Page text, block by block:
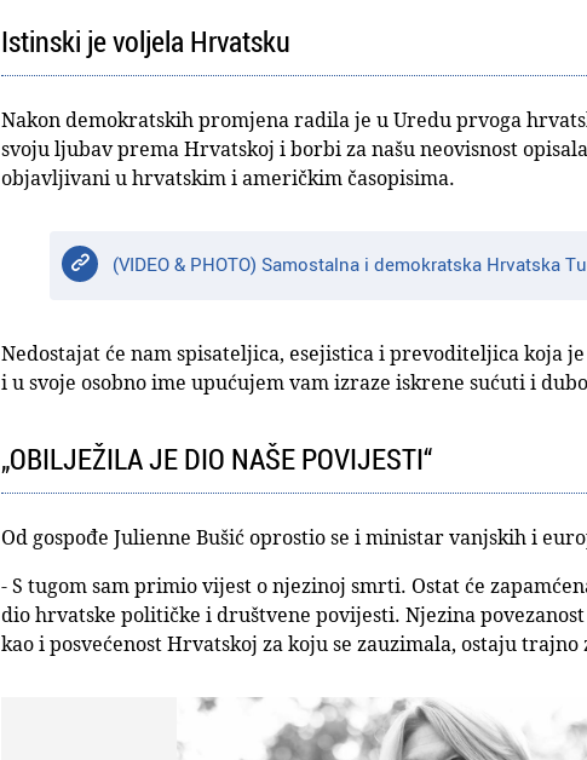
Istinski je voljela Hrvatsku
Nakon demokratskih promjena radila je u Uredu prvoga
svoju ljubav prema Hrvatskoj i borbi za našu neovisnost
objavljivani u hrvatskim i američkim časopisima.
(VIDEO & PHOTO) Samostalna i demokratska Hrvatska
Nedostajat će nam spisateljica, esejistica i prevoditeljica koja
i u svoje osobno ime upućujem vam izraze iskrene sućuti i
„OBILJEŽILA JE DIO NAŠE POVIJESTI“
Od gospođe Julienne Bušić oprostio se i ministar vanjskih i
- S tugom sam primio vijest o njezinoj smrti. Ostat će
dio hrvatske političke i društvene povijesti. Njezina
kao i posvećenost Hrvatskoj za koju se zauzimala, ostaju